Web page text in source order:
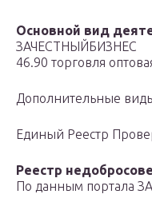
Основной вид
ЗАЧЕСТНЫЙБИЗНЕС
46.90 торговля
Дополнительные
Единый Реестр
Реестр
По данным портала